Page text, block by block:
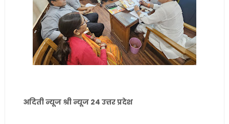
अदिती न्यूज श्री न्यूज 24 उत्तर प्रदेश